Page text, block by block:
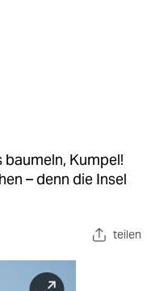
Kumpel!
– denn die Insel
teilen